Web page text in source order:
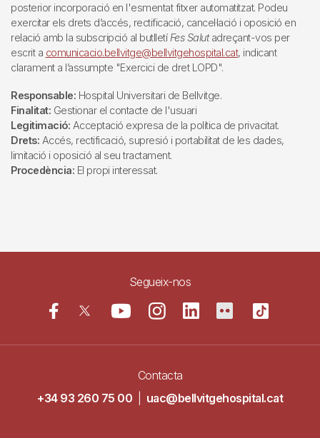
posterior incorporació en l'esmentat fitxer automatitzat. Podeu
exercitar els drets d’accés, rectificació, cancel·lació i oposició en
relació amb la subscripció al butlletí Fes Salutadreçant-vos per
escrit a comunicacio.bellvitge@bellvitgehospital.cat, indicant
clarament a l’assumpte "Exercici de dret LOPD".
Responsable: Hospital Universitari de Bellvitge.
Finalitat: Gestionar el contacte de l'usuari
Legitimació: Acceptació expresa de la política de privacitat.
Drets: Accés, rectificació, supresió i portabilitat de les dades,
limitació i oposició al seu tractament.
Procedència: El propi interessat.
Segueix-nos
Contacta
+34 93 260 75 00
uac@bellvitgehospital.cat